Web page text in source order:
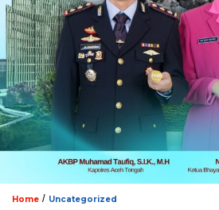
Home / Uncategorized